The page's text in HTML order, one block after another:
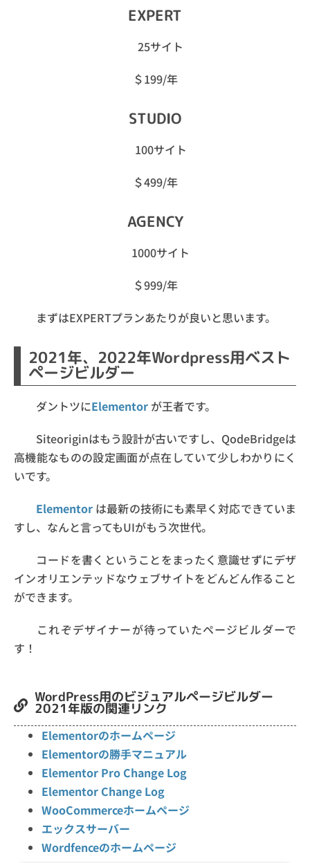
EXPERT
25サイト
＄199/年
STUDIO
100サイト
＄499/年
AGENCY
1000サイト
＄999/年
まずはEXPERTプランあたりが良いと思います。
2021年、2022年Wordpress用ベスト
ページビルダー
ダントツにElementor が王者です。
Siteoriginはもう設計が古いですし、QodeBridgeは
高機能なものの設定画面が点在していて少しわかりにく
いです。
Elementor は最新の技術にも素早く対応できていま
すし、なんと言ってもUIがもう次世代。
コードを書くということをまったく意識せずにデザ
インオリエンテッドなウェブサイトをどんどん作ること
ができます。
これぞデザイナーが待っていたページビルダーで
す！
WordPress用のビジュアルページビルダー
2021年版の関連リンク
Elementorのホームページ
Elementorの勝手マニュアル
Elementor Pro Change Log
Elementor Change Log
WooCommerceホームページ
エックスサーバー
Wordfenceのホームページ